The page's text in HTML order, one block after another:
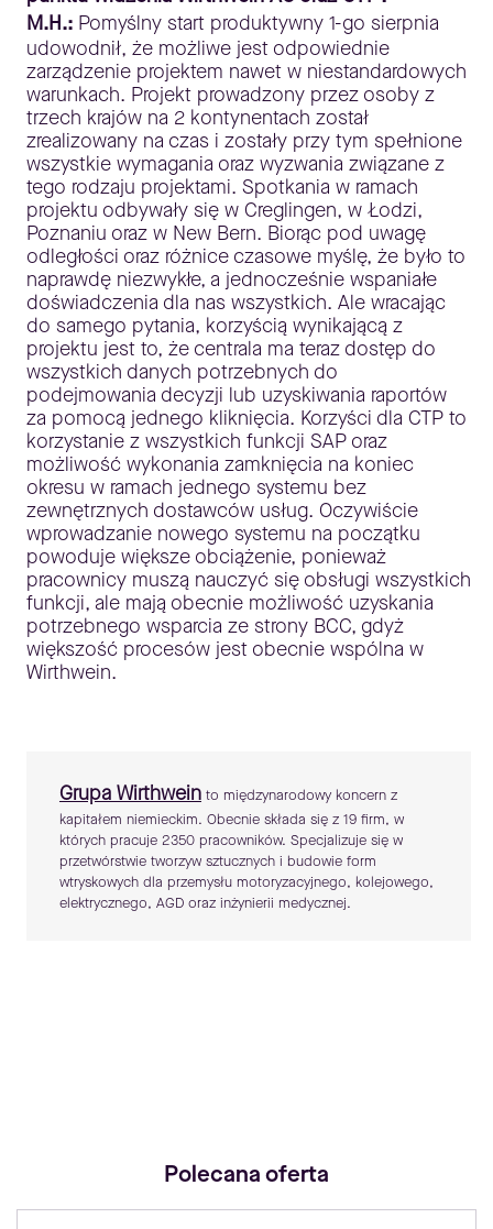
M.H.: Pomyślny start produktywny 1-go sierpnia
udowodnił, że możliwe jest odpowiednie
zarządzenie projektem nawet w niestandardowych
warunkach. Projekt prowadzony przez osoby z
trzech krajów na 2 kontynentach został
zrealizowany na czas i zostały przy tym spełnione
wszystkie wymagania oraz wyzwania związane z
tego rodzaju projektami. Spotkania w ramach
projektu odbywały się w Creglingen, w Łodzi,
Poznaniu oraz w New Bern. Biorąc pod uwagę
odległości oraz różnice czasowe myślę, że było to
naprawdę niezwykłe, a jednocześnie wspaniałe
doświadczenia dla nas wszystkich. Ale wracając
do samego pytania, korzyścią wynikającą z
projektu jest to, że centrala ma teraz dostęp do
wszystkich danych potrzebnych do
podejmowania decyzji lub uzyskiwania raportów
za pomocą jednego kliknięcia. Korzyści dla CTP to
korzystanie z wszystkich funkcji SAP oraz
możliwość wykonania zamknięcia na koniec
okresu w ramach jednego systemu bez
zewnętrznych dostawców usług. Oczywiście
wprowadzanie nowego systemu na początku
powoduje większe obciążenie, ponieważ
pracownicy muszą nauczyć się obsługi wszystkich
funkcji, ale mają obecnie możliwość uzyskania
potrzebnego wsparcia ze strony BCC, gdyż
większość procesów jest obecnie wspólna w
Wirthwein.
Grupa Wirthwein to międzynarodowy koncern z
kapitałem niemieckim. Obecnie składa się z 19 firm, w
których pracuje 2350 pracowników. Specjalizuje się w
przetwórstwie tworzyw sztucznych i budowie form
wtryskowych dla przemysłu motoryzacyjnego, kolejowego,
elektrycznego, AGD oraz inżynierii medycznej.
Polecana oferta